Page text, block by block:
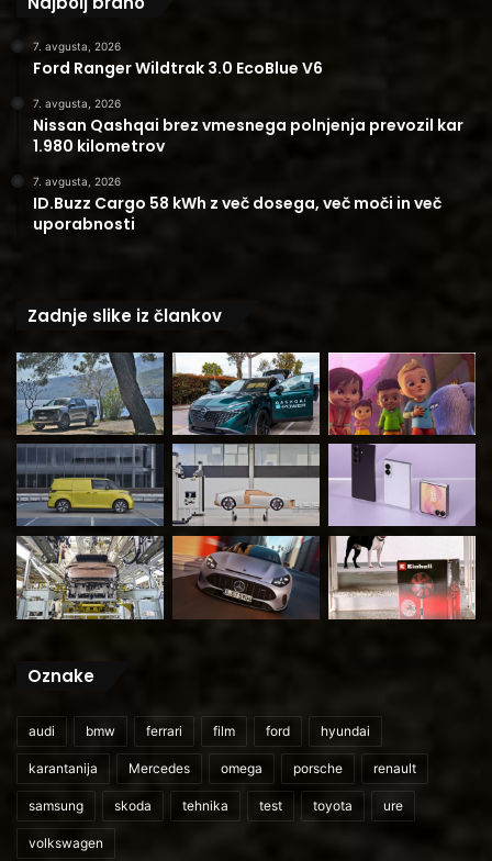
7. avgusta, 2026
Ford Ranger Wildtrak 3.0 EcoBlue V6
7. avgusta, 2026
Nissan Qashqai brez vmesnega polnjenja prevozil kar
1.980 kilometrov
7. avgusta, 2026
ID.Buzz Cargo 58 kWh z več dosega, več moči in več
uporabnosti
Zadnje slike iz člankov
Oznake
audi bmw ferrari film ford hyundai
karantanija Mercedes omega porsche renault
samsung skoda tehnika test toyota ure
volkswagen